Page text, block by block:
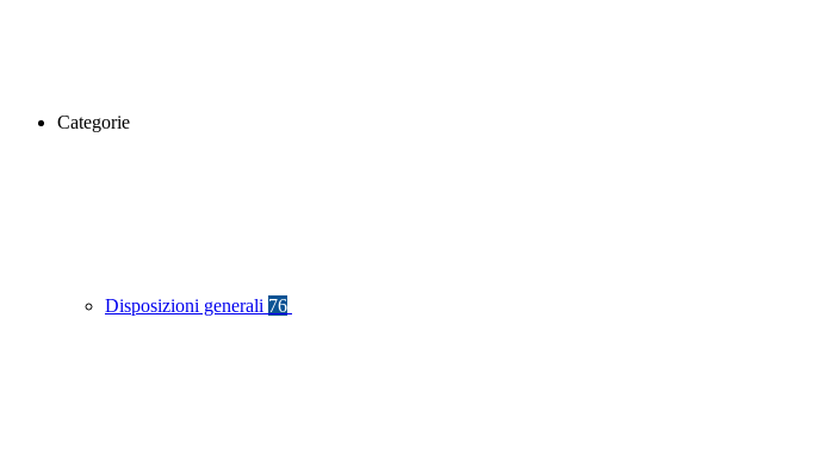
Categorie
Disposizioni generali 76